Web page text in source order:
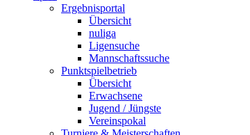
Ergebnisportal
Übersicht
nuliga
Ligensuche
Mannschaftssuche
Punktspielbetrieb
Übersicht
Erwachsene
Jugend / Jüngste
Vereinspokal